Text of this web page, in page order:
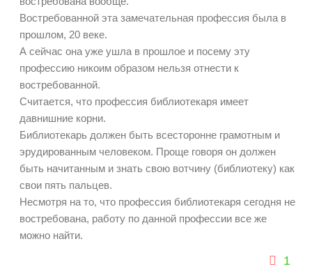
Востребованной эта замечательная профессия была в
прошлом, 20 веке.
А сейчас она уже ушла в прошлое и посему эту
профессию никоим образом нельзя отнести к
востребованной.
Считается, что профессия библиотекаря имеет
давнишние корни.
Библиотекарь должен быть всесторонне грамотным и
эрудированным человеком. Проще говоря он должен
быть начитанным и знать свою вотчину (библиотеку) как
свои пять пальцев.
Несмотря на то, что профессия библиотекаря сегодня не
востребована, работу по данной профессии все же
можно найти.
1